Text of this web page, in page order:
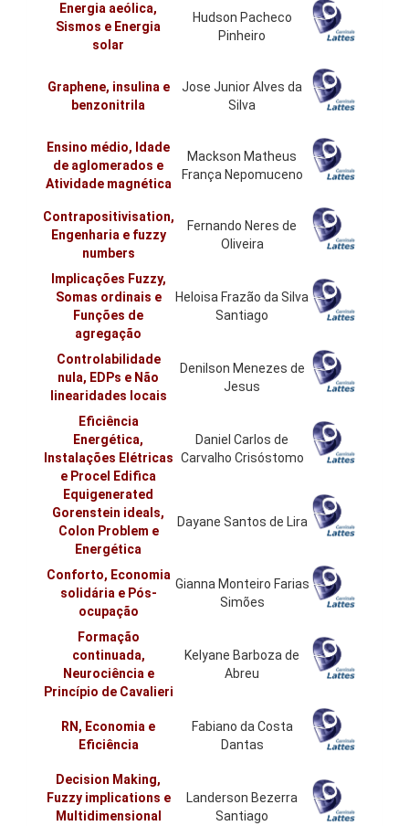
Energia aeólica,
Sismos e Energia
solar
Hudson Pacheco
Pinheiro
Graphene, insulina e
benzonitrila
Jose Junior Alves da
Silva
Ensino médio, Idade
de aglomerados e
Atividade magnética
Mackson Matheus
França Nepomuceno
Contrapositivisation,
Engenharia e fuzzy
numbers
Fernando Neres de
Oliveira
Implicações Fuzzy,
Somas ordinais e
Funções de
agregação
Heloisa Frazão da Silva
Santiago
Controlabilidade
nula, EDPs e Não
linearidades locais
Denilson Menezes de
Jesus
Eficiência
Energética,
Instalações Elétricas
e Procel Edifica
Daniel Carlos de
Carvalho Crisóstomo
Equigenerated
Gorenstein ideals,
Colon Problem e
Energética
Dayane Santos de Lira
Conforto, Economia
solidária e Pós-
ocupação
Gianna Monteiro Farias
Simões
Formação
continuada,
Neurociência e
Princípio de Cavalieri
Kelyane Barboza de
Abreu
RN, Economia e
Eficiência
Fabiano da Costa
Dantas
Decision Making,
Fuzzy implications e
Multidimensional
Landerson Bezerra
Santiago